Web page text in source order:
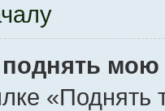
мою
«Поднять